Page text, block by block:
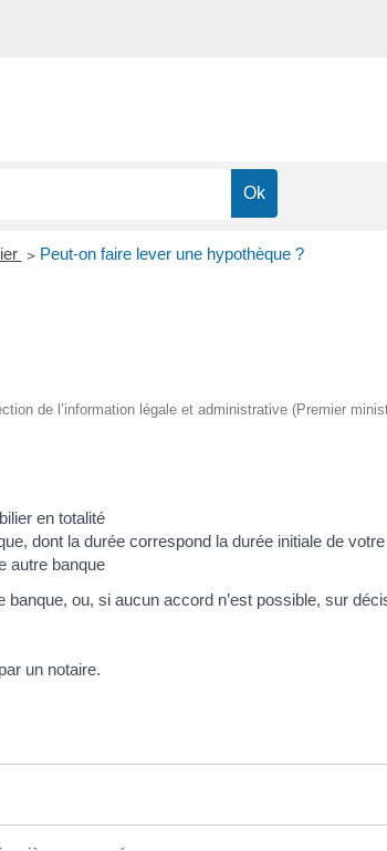
> Peut-on faire lever une hypothèque ?
de l’information légale et administrative (Premier
en totalité
dont la durée correspond la durée initiale de
autre banque
ou, si aucun accord n’est possible, sur
un notaire.